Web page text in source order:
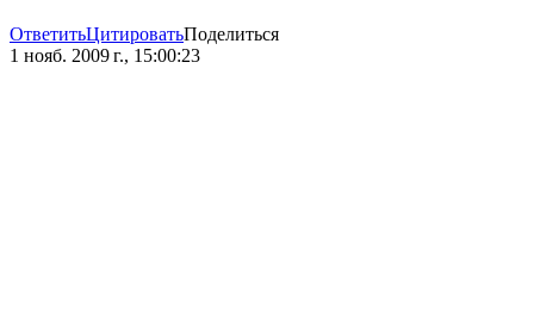
ОтветитьЦитироватьПоделиться
1 нояб. 2009 г., 15:00:23